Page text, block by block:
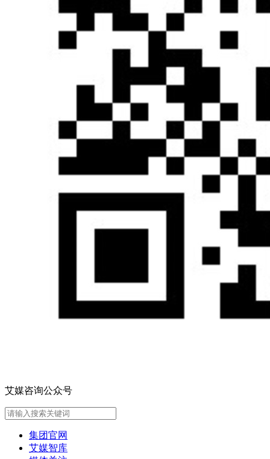
艾媒咨询公众号
集团官网
艾媒智库